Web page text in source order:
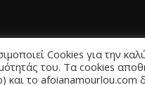
Cookies για την
του. Τα cookies
το afoianamourlou.com